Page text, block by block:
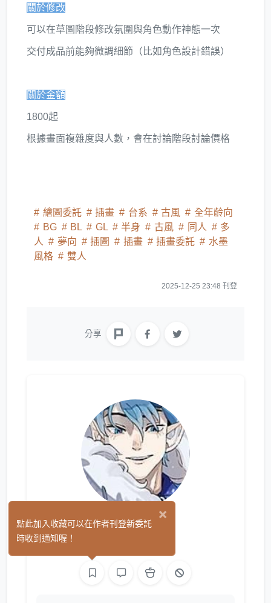
關於修改
可以在草圖階段修改氛圍與角色動作神態一次
交付成品前能夠微調細節（比如角色設計錯誤）
關於金額
1800起
根據畫面複雜度與人數，會在討論階段討論價格
繪圖委託 插畫 台系 古風
全年齡向
BG
BL GL 半身 古風 同人
多
人
夢向 插圖 插畫 插畫委託
水墨
風格
雙人
2025-12-25 23:48 刊登
分享
東鯨 (0)
×
點此加入收藏可以在作者刊登新委託
時收到通知喔！